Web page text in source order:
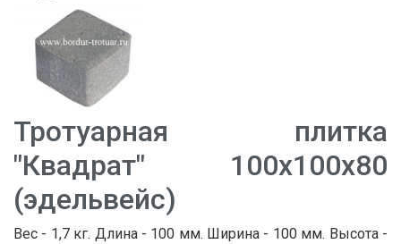
Тротуарная плитка
"Квадрат" 100х100х80
(эдельвейс)
Вес - 1,7 кг. Длина - 100 мм. Ширина - 100 мм. Высота -